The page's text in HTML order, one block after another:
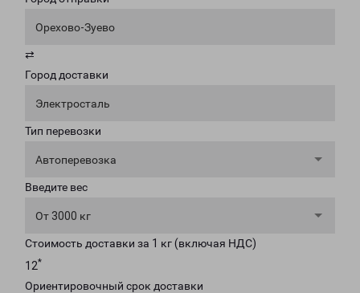
Орехово-Зуево
⇄
Город доставки
Электросталь
Тип перевозки
Автоперевозка
Введите вес
От 3000 кг
Стоимость доставки за 1 кг (включая НДС)
12*
Ориентировочный срок доставки